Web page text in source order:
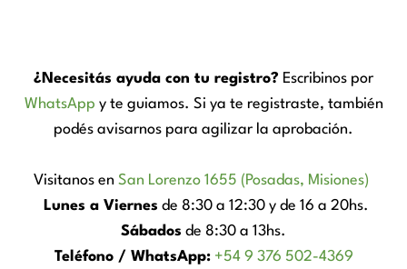
¿Necesitás ayuda con tu registro? Escribinos por
WhatsApp y te guiamos. Si ya te registraste, también
podés avisarnos para agilizar la aprobación.
Visitanos en San Lorenzo 1655 (Posadas, Misiones)
Lunes a Viernes de 8:30 a 12:30 y de 16 a 20hs.
Sábados de 8:30 a 13hs.
Teléfono / WhatsApp: +54 9 376 502-4369